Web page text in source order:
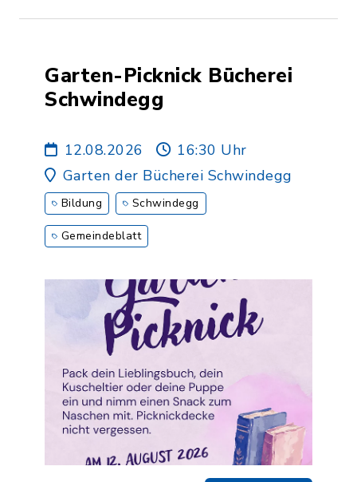
Garten-Picknick Bücherei
Schwindegg
12.08.2026
16:30 Uhr
Garten der Bücherei Schwindegg
Bildung Schwindegg
Gemeindeblatt